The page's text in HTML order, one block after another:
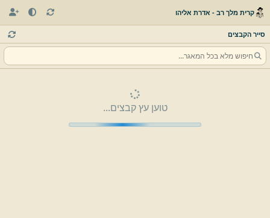
קרית מלך רב - אדרת אליהו
סייר הקבצים
טוען עץ קבצים...